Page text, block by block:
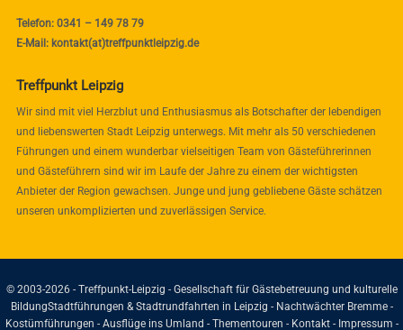
Telefon: 0341 – 149 78 79
E-Mail: kontakt(at)treffpunktleipzig.de
Treffpunkt Leipzig
Wir sind mit viel Herzblut und Enthusiasmus als Botschafter der lebendigen
und liebenswerten Stadt Leipzig unterwegs. Mit mehr als 50 verschiedenen
Führungen und einem wunderbar vielseitigen Team von Gästeführerinnen
und Gästeführern sind wir im Laufe der Jahre zu einem der wichtigsten
Anbieter der Region gewachsen. Junge und jung gebliebene Gäste schätzen
unseren unkomplizierten und zuverlässigen Service.
© 2003-2026 - Treffpunkt-Leipzig - Gesellschaft für Gästebetreuung und kulturelle
BildungStadtführungen & Stadtrundfahrten in Leipzig - Nachtwächter Bremme -
Kostümführungen - Ausflüge ins Umland - Thementouren - Kontakt- Impressum -